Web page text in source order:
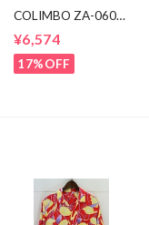
COLIMBO ZA-0605
Cap
¥6,574
17%OFF